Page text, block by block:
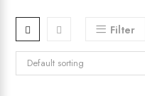
Filter
Default sorting